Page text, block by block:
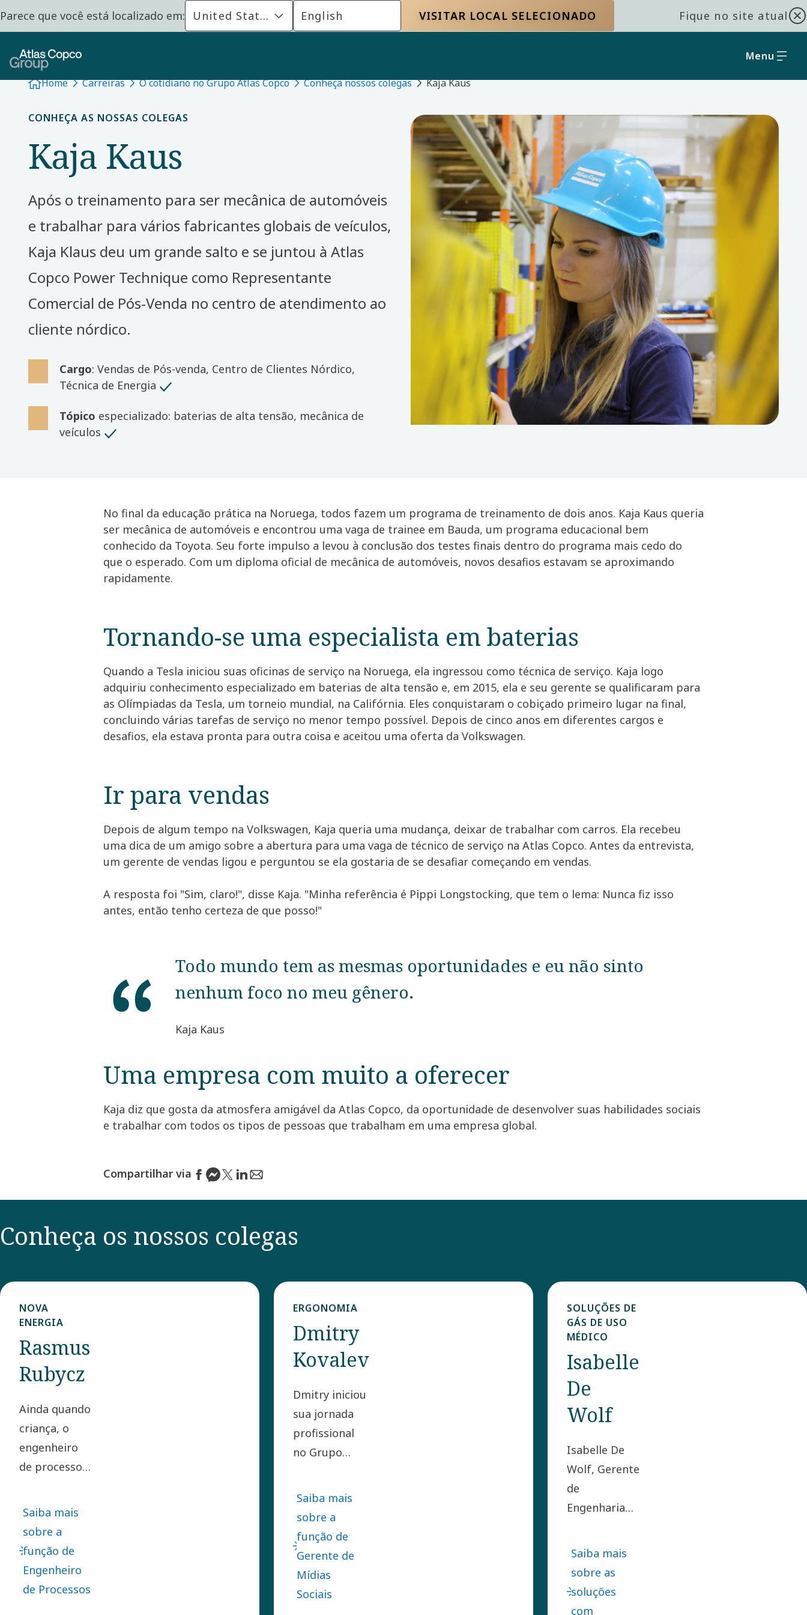
Parece que você está localizado em: United States English VISITAR LOCAL SELECIONADO Fique no site atual
Menu
Home Carreiras O cotidiano no Grupo Atlas Copco Conheça nossos colegas Kaja Kaus
CONHEÇA AS NOSSAS COLEGAS
Kaja Kaus
Após o treinamento para ser mecânica de automóveis
e trabalhar para vários fabricantes globais de veículos,
Kaja Klaus deu um grande salto e se juntou à Atlas
Copco Power Technique como Representante
Comercial de Pós-Venda no centro de atendimento ao
cliente nórdico.
Cargo: Vendas de Pós-venda, Centro de Clientes Nórdico,
Técnica de Energia
Tópico especializado: baterias de alta tensão, mecânica de
veículos
No final da educação prática na Noruega, todos fazem um programa de treinamento de dois anos. Kaja Kaus queria
ser mecânica de automóveis e encontrou uma vaga de trainee em Bauda, um programa educacional bem
conhecido da Toyota. Seu forte impulso a levou à conclusão dos testes finais dentro do programa mais cedo do
que o esperado. Com um diploma oficial de mecânica de automóveis, novos desafios estavam se aproximando
rapidamente.
Tornando-se uma especialista em baterias
Quando a Tesla iniciou suas oficinas de serviço na Noruega, ela ingressou como técnica de serviço. Kaja logo
adquiriu conhecimento especializado em baterias de alta tensão e, em 2015, ela e seu gerente se qualificaram para
as Olímpiadas da Tesla, um torneio mundial, na Califórnia. Eles conquistaram o cobiçado primeiro lugar na final,
concluindo várias tarefas de serviço no menor tempo possível. Depois de cinco anos em diferentes cargos e
desafios, ela estava pronta para outra coisa e aceitou uma oferta da Volkswagen.
Ir para vendas
Depois de algum tempo na Volkswagen, Kaja queria uma mudança, deixar de trabalhar com carros. Ela recebeu
uma dica de um amigo sobre a abertura para uma vaga de técnico de serviço na Atlas Copco. Antes da entrevista,
um gerente de vendas ligou e perguntou se ela gostaria de se desafiar começando em vendas.
A resposta foi "Sim, claro!", disse Kaja. "Minha referência é Pippi Longstocking, que tem o lema: Nunca fiz isso
antes, então tenho certeza de que posso!"
Todo mundo tem as mesmas oportunidades e eu não sinto
nenhum foco no meu gênero.
Kaja Kaus
Uma empresa com muito a oferecer
Kaja diz que gosta da atmosfera amigável da Atlas Copco, da oportunidade de desenvolver suas habilidades sociais
e trabalhar com todos os tipos de pessoas que trabalham em uma empresa global.
Compartilhar via
Conheça os nossos colegas
NOVA
ENERGIA
Rasmus
Rubycz
Ainda quando
criança, o
engenheiro
de processos
Rubycz
adorava virar
os problemas
de cabeça
para baixo
Saiba mais
sobre a
função de
Engenheiro
de Processos
ERGONOMIA
Dmitry
Kovalev
Dmitry iniciou
sua jornada
profissional
no Grupo
como Gerente
Comunicações
Corporativas
para duas
regiões da
Saiba mais
sobre a
função de
Gerente de
Mídias
Sociais
SOLUÇÕES DE
GÁS DE USO
MÉDICO
Isabelle
De
Wolf
Isabelle De
Wolf, Gerente
de
Engenharia
Soluções de
Gás Médico,
teve a missão
Saiba mais
sobre as
soluções
com